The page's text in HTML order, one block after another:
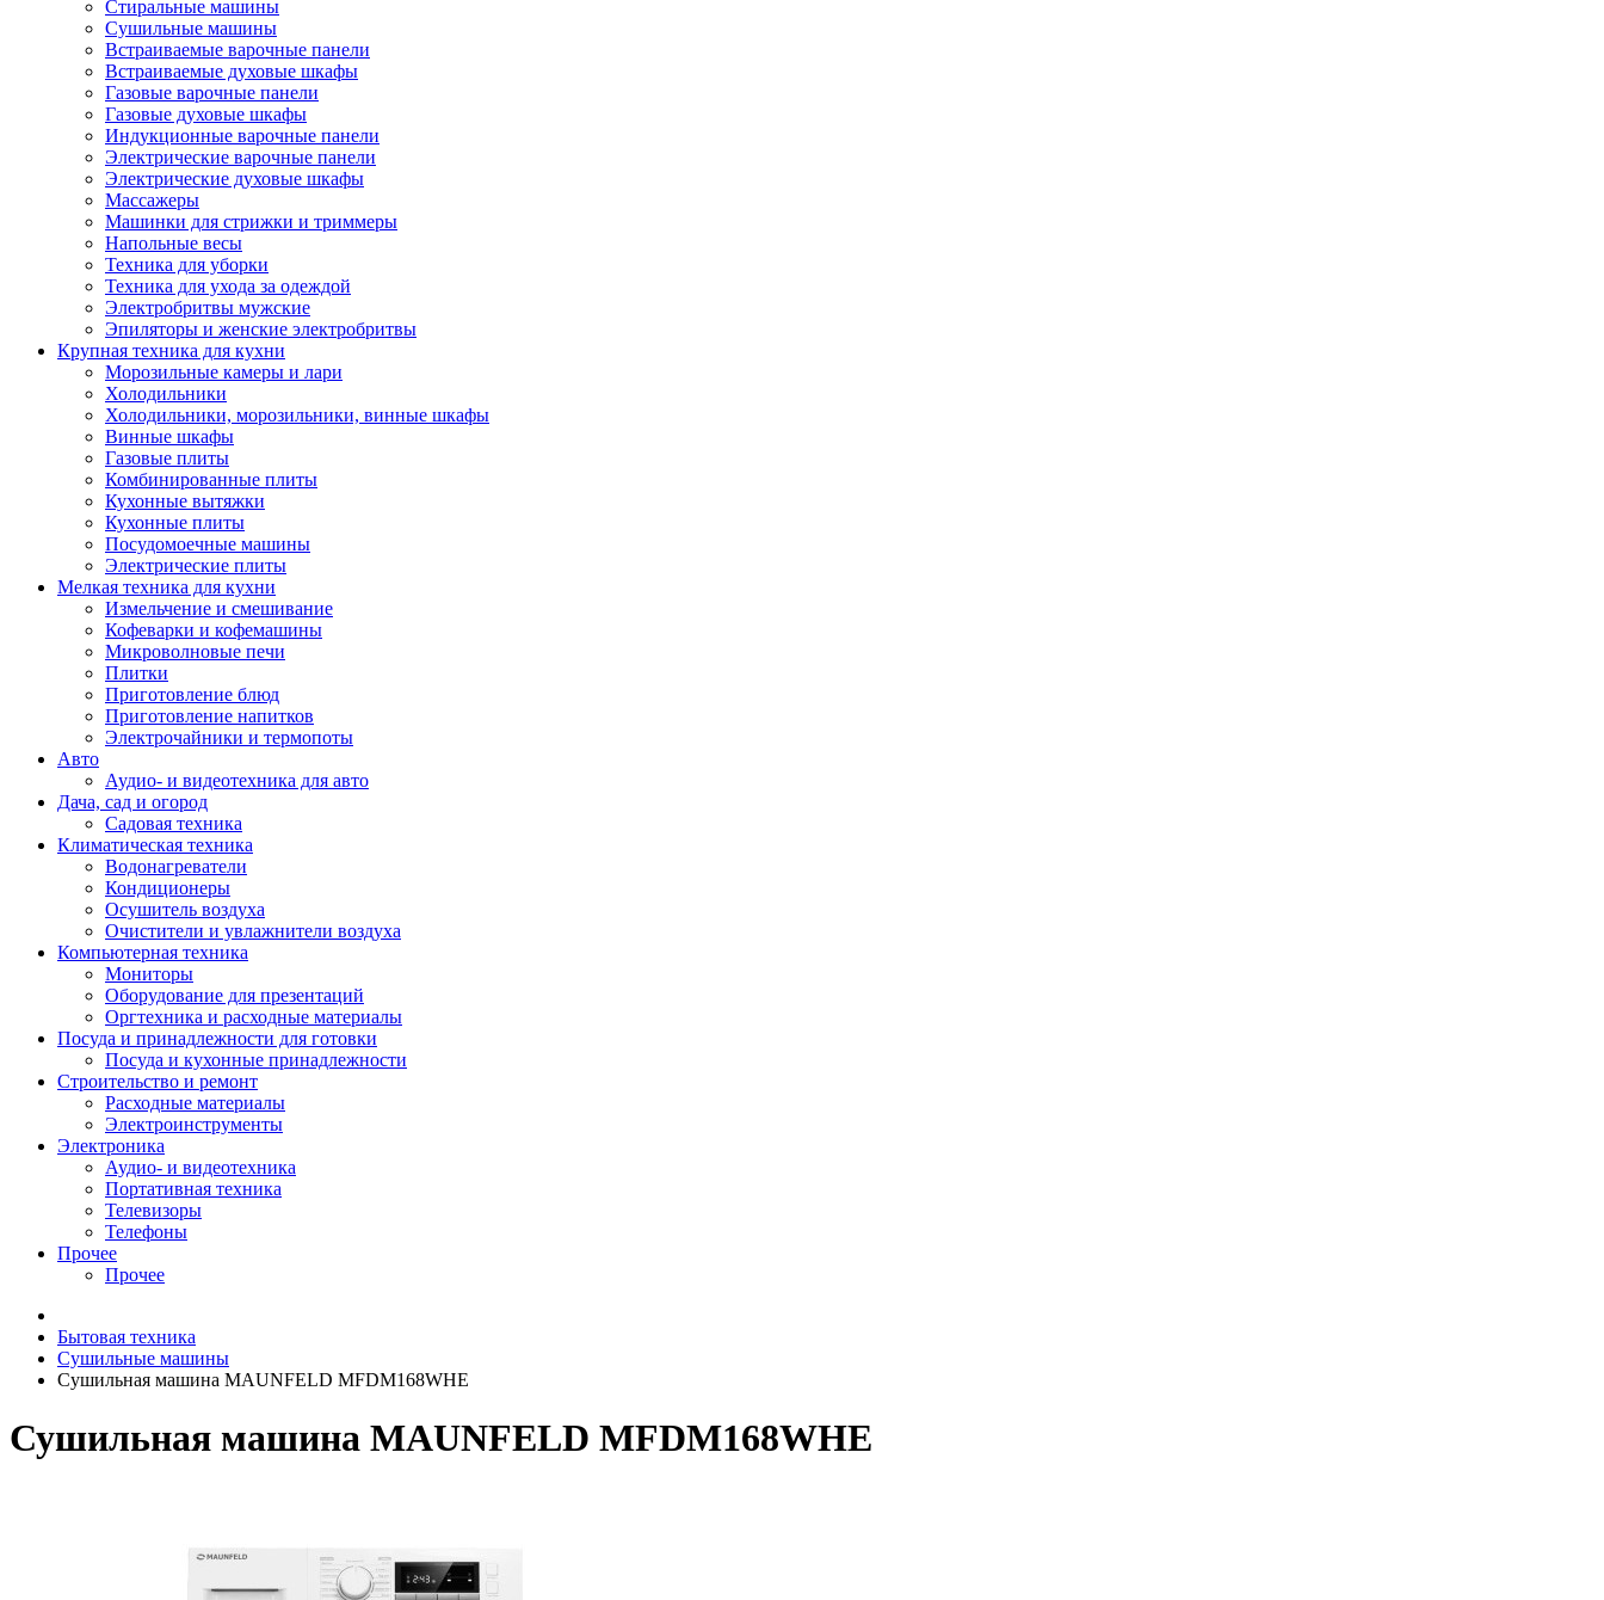
Стиральные машины
Сушильные машины
Встраиваемые варочные панели
Встраиваемые духовые шкафы
Газовые варочные панели
Газовые духовые шкафы
Индукционные варочные панели
Электрические варочные панели
Электрические духовые шкафы
Массажеры
Машинки для стрижки и триммеры
Напольные весы
Техника для уборки
Техника для ухода за одеждой
Электробритвы мужские
Эпиляторы и женские электробритвы
Крупная техника для кухни
Морозильные камеры и лари
Холодильники
Холодильники, морозильники, винные шкафы
Винные шкафы
Газовые плиты
Комбинированные плиты
Кухонные вытяжки
Кухонные плиты
Посудомоечные машины
Электрические плиты
Мелкая техника для кухни
Измельчение и смешивание
Кофеварки и кофемашины
Микроволновые печи
Плитки
Приготовление блюд
Приготовление напитков
Электрочайники и термопоты
Авто
Аудио- и видеотехника для авто
Дача, сад и огород
Садовая техника
Климатическая техника
Водонагреватели
Кондиционеры
Осушитель воздуха
Очистители и увлажнители воздуха
Компьютерная техника
Мониторы
Оборудование для презентаций
Оргтехника и расходные материалы
Посуда и принадлежности для готовки
Посуда и кухонные принадлежности
Строительство и ремонт
Расходные материалы
Электроинструменты
Электроника
Аудио- и видеотехника
Портативная техника
Телевизоры
Телефоны
Прочее
Прочее
Бытовая техника
Сушильные машины
Сушильная машина MAUNFELD MFDM168WHE
Сушильная машина MAUNFELD MFDM168WHE